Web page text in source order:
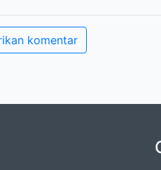
komentar